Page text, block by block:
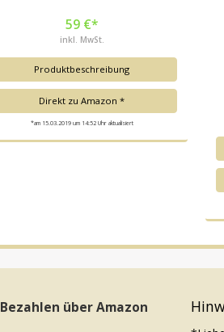
59 €*
inkl. MwSt.
Produktbeschreibung
Direkt zu Amazon *
*am 15.03.2019 um 14:52 Uhr aktualisiert
Bezahlen über Amazon